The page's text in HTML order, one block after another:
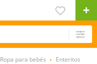
Ropa para bebés Enteritos